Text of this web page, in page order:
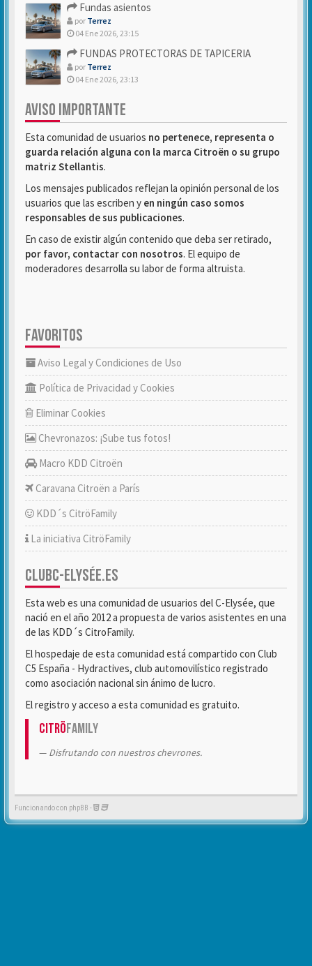
Fundas asientos
por Terrez
04 Ene 2026, 23:15
FUNDAS PROTECTORAS DE TAPICERIA
por Terrez
04 Ene 2026, 23:13
AVISO IMPORTANTE
Esta comunidad de usuarios no pertenece, representa o
guarda relación alguna con la marca Citroën o su grupo
matriz Stellantis.
Los mensajes publicados reflejan la opinión personal de los
usuarios que las escriben y en ningún caso somos
responsables de sus publicaciones.
En caso de existir algún contenido que deba ser retirado,
por favor, contactar con nosotros. El equipo de
moderadores desarrolla su labor de forma altruista.
FAVORITOS
Aviso Legal y Condiciones de Uso
Política de Privacidad y Cookies
Eliminar Cookies
Chevronazos: ¡Sube tus fotos!
Macro KDD Citroën
Caravana Citroën a París
KDD´s CitröFamily
La iniciativa CitröFamily
CLUBC-ELYSÉE.ES
Esta web es una comunidad de usuarios del C-Elysée, que
nació en el año 2012 a propuesta de varios asistentes en una
de las KDD´s CitroFamily.
El hospedaje de esta comunidad está compartido con Club
C5 España - Hydractives, club automovilístico registrado
como asociación nacional sin ánimo de lucro.
El registro y acceso a esta comunidad es gratuito.
CitröFamily
Disfrutando con nuestros chevrones.
Funcionando con phpBB -